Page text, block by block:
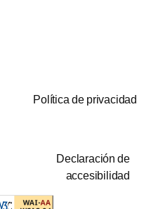
Política de privacidad
Declaración de
accesibilidad